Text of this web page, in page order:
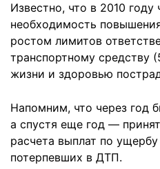
Известно, что в 2010 году
необходимость
ростом лимитов
транспортному средству
жизни и здоровью
Напомним, что через год
а спустя еще год —
расчета выплат по
потерпевших в ДТП.